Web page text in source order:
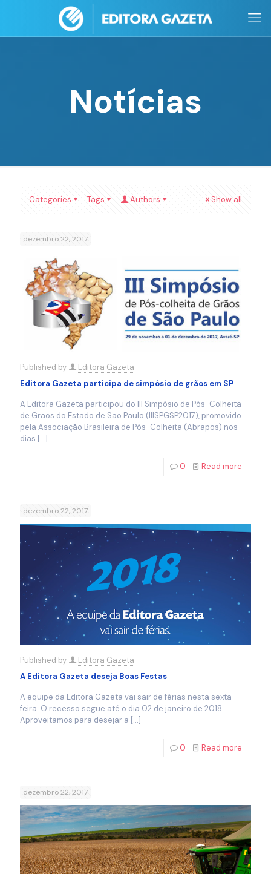
Notícias
Categories Tags Authors Show all
dezembro 22, 2017
Published by
Editora Gazeta
Editora Gazeta participa de simpósio de grãos em SP
A Editora Gazeta participou do III Simpósio de Pós-Colheita
de Grãos do Estado de São Paulo (IIISPGSP2017), promovido
pela Associação Brasileira de Pós-Colheita (Abrapos) nos
dias […]
0 Read more
dezembro 22, 2017
Published by
Editora Gazeta
A Editora Gazeta deseja Boas Festas
A equipe da Editora Gazeta vai sair de férias nesta sexta-
feira. O recesso segue até o dia 02 de janeiro de 2018.
Aproveitamos para desejar a […]
0 Read more
dezembro 22, 2017